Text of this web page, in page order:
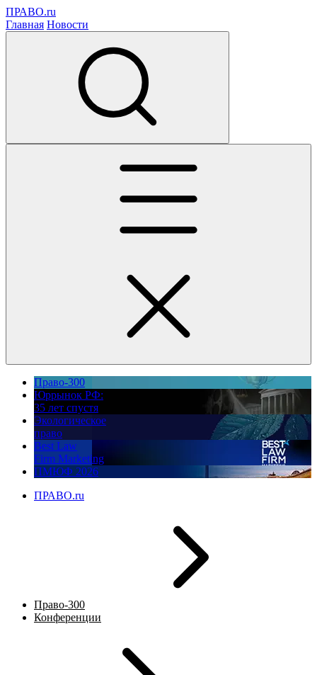
ПРАВО.ru
Главная Новости
Право-300
Юррынок РФ:
35 лет спустя
Экологическое
право
Best Law
Firm Marketing
ПМЮФ 2026
ПРАВО.ru
Право-300
Конференции